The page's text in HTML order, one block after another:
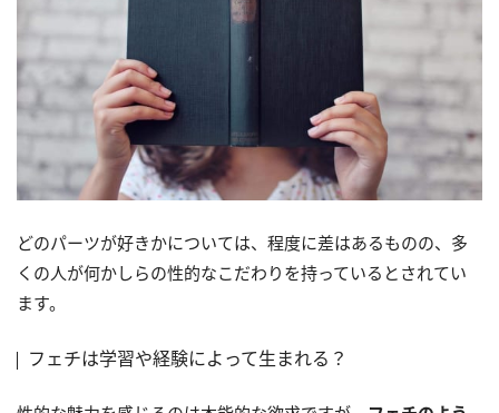
どのパーツが好きかについては、程度に差はあるものの、多
くの人が何かしらの性的なこだわりを持っているとされてい
ます。
フェチは学習や経験によって生まれる？